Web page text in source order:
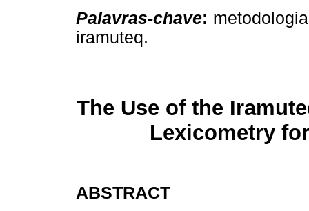
Palavras-chave:
iramuteq.
The Use of the
Lexicometry
ABSTRACT